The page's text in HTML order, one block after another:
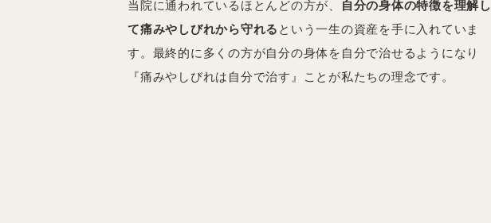
当院に通われているほとんどの方が、
自分の身体の特徴を理解し
て痛みやしびれから守れる という一生の資産を手に入れていま
す。最終的に多くの方が自分の身体を自分で治せるようになり
『痛みやしびれは自分で治す』ことが私たちの理念です。